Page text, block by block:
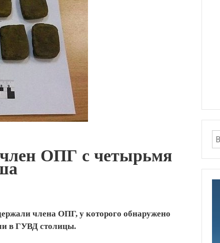
ОПГ с четырьмя
члена ОПГ, у которого обнаружено
в ГУВД столицы.